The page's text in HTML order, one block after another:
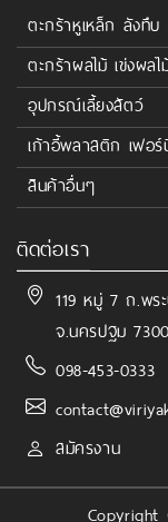
ตะกร้าหูเหล็ก ลังทึบ
ตะกร้าผลไม้ เข่งผล
อุปกรณ์เลี้ยงสัตว์
เก้าอี้พลาสติก เฟอร์
สินค้าอื่นๆ
ติดต่อเรา
119 หมู่ 7 ถ.พร
จ.นครปฐม
098-453-0333
สมัครงาน